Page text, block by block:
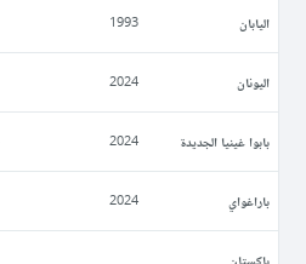
اليابان 1993
اليونان 2024
بابوا غينيا الجديدة 2024
باراغواي 2024
باكستان